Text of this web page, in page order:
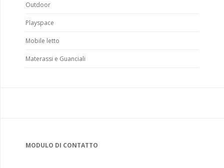
Outdoor
Playspace
Mobile letto
Materassi e Guanciali
MODULO DI CONTATTO